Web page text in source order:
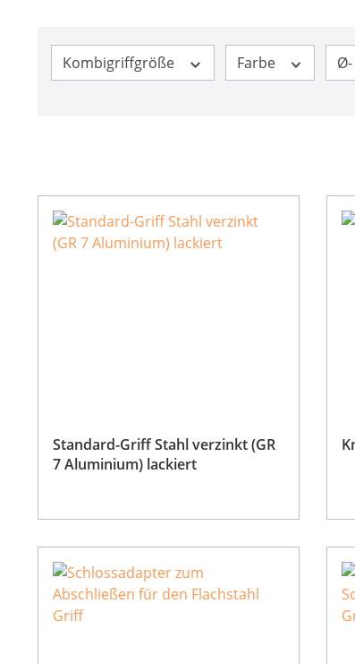
Kombigriffgröße Farbe
Standard-Griff Stahl verzinkt (GR
7 Aluminium) lackiert